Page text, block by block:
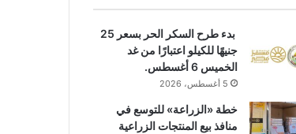
بدء طرح السكر الحر بسعر 25
جنيهًا للكيلو اعتبارًا من غد
الخميس 6 أغسطس.
5 أغسطس، 2026
خطة «الزراعة» للتوسع في
منافذ بيع المنتجات الزراعية